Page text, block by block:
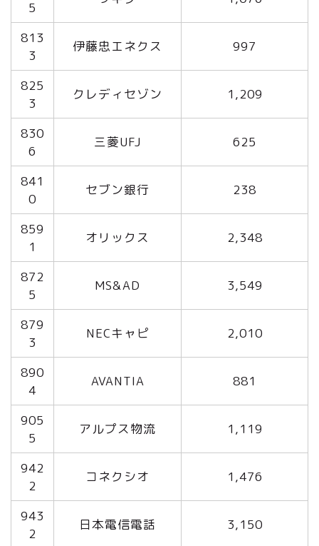
5
813
3
伊藤忠エネクス 997
825
3
クレディセゾン 1,209
830
6
三菱UFJ 625
841
0
セブン銀行 238
859
1
オリックス 2,348
872
5
MS&AD 3,549
879
3
NECキャピ 2,010
890
4
AVANTIA 881
905
5
アルプス物流 1,119
942
2
コネクシオ 1,476
943
2
日本電信電話 3,150